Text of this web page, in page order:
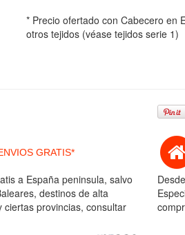
* Precio ofertado con Cabecero en
otros tejidos (véase tejidos serie 1)
GRATIS*
a España peninsula, salvo
destinos de alta
ciertas provincias, consultar